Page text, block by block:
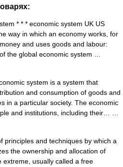
* * * economic system UK US
way in which an economy works, for
and uses goods and labour:
the global economic system …
system is a system that
and consumption of goods and
in a particular society. The economic
and institutions, including their… …
principles and techniques by which a
the ownership and allocation of
extreme, usually called a free